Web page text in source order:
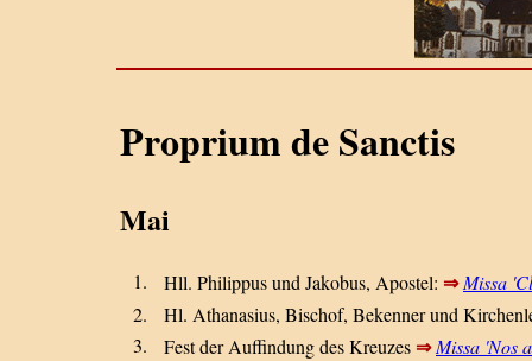
Proprium de Sanctis
Mai
1. Hll. Philippus und Jakobus, Apostel: ⇒Missa
2.
Hl. Athanasius, Bischof, Bekenner und
3.
Fest der Auffindung des Kreuzes ⇒Missa 'Nos